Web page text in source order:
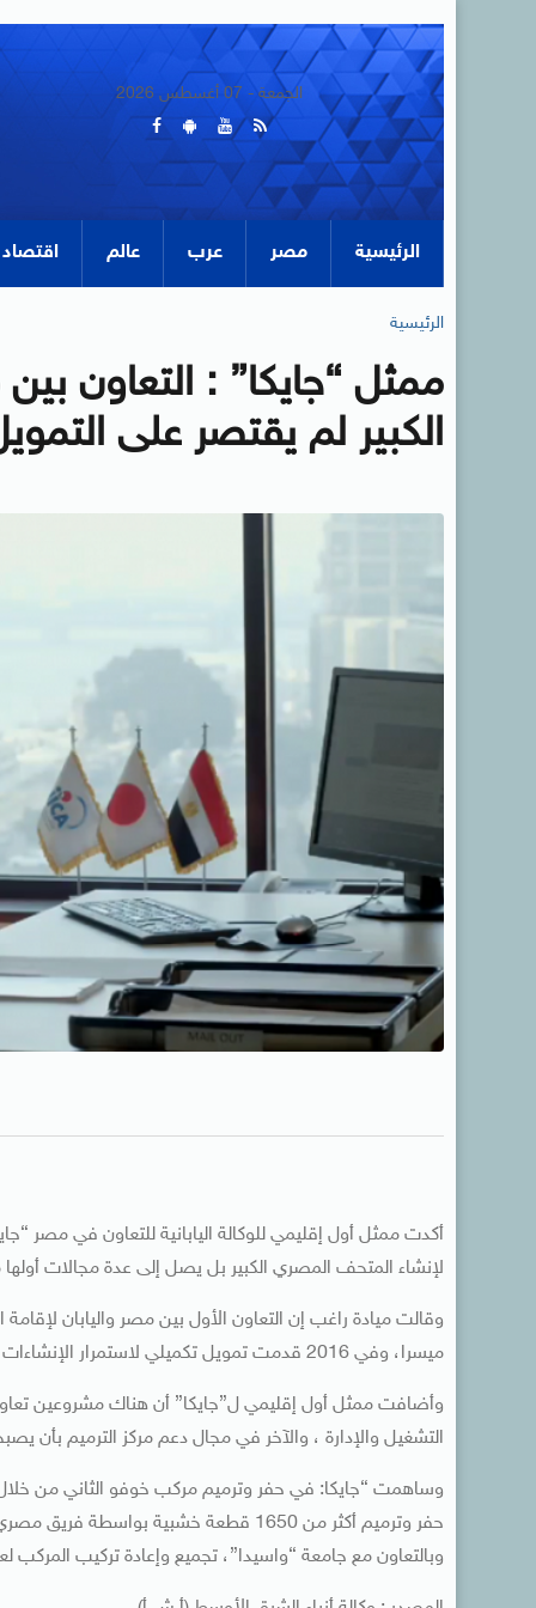
الجمعة - 07 أغسطس 2026
الرئيسية مصر عرب عالم اقتصاد
الرئيسية
ممثل “جايكا” : التعاون
الكبير لم يقتصر على
أكدت ممثل أول إقليمي للوكالة اليابانية للتعاون في مصر
لإنشاء المتحف المصري الكبير بل يصل إلى عدة مجالات أولها
ميسرا، وفي 2016 قدمت تمويل تكميلي لاستمرار الإنشاءات .
وأضافت ممثل أول إقليمي ل”جايكا” أن هناك مشروعين
التشغيل والإدارة ، والآخر في مجال دعم مركز الترميم بأن
حفر وترميم أكثر من 1650 قطعة خشبية
وبالتعاون مع جامعة “واسيدا”، تجميع وإعادة تركيب